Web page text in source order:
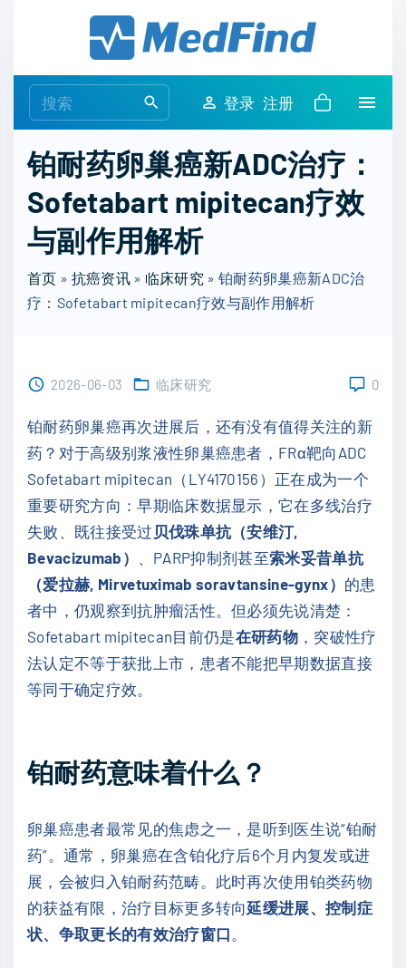
e
r
c
h
f
r
登录 注册
铂耐药卵巢癌新ADC治疗：
Sofetabart mipitecan疗效
与副作用解析
首页 » 抗癌资讯» 临床研究 »铂耐药卵巢癌新ADC治
疗：Sofetabart mipitecan疗效与副作用解析
2026-06-03 临床研究 0
铂耐药卵巢癌再次进展后，还有没有值得关注的新
药？对于高级别浆液性卵巢癌患者，FRα靶向ADC
Sofetabart mipitecan（LY4170156）正在成为一个
重要研究方向：早期临床数据显示，它在多线治疗
失败、既往接受过 贝伐珠单抗（安维汀,
Bevacizumab） 、PARP抑制剂甚至索米妥昔单抗
（爱拉赫, Mirvetuximab soravtansine-gynx） 的患
者中，仍观察到抗肿瘤活性。但必须先说清楚：
Sofetabart mipitecan目前仍是在研药物，突破性疗
法认定不等于获批上市，患者不能把早期数据直接
等同于确定疗效。
铂耐药意味着什么？
卵巢癌患者最常见的焦虑之一，是听到医生说“铂耐
药”。通常，卵巢癌在含铂化疗后6个月内复发或进
展，会被归入铂耐药范畴。此时再次使用铂类药物
的获益有限，治疗目标更多转向延缓进展、控制症
状、争取更长的有效治疗窗口